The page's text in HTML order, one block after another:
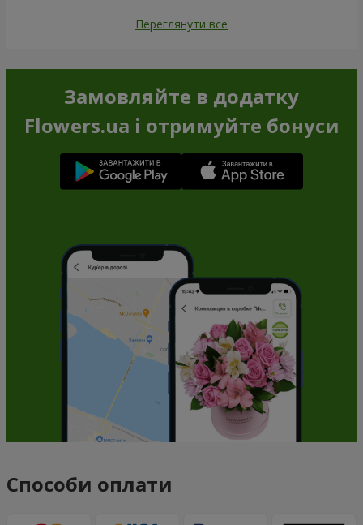
Переглянути все
Замовляйте в додатку
Flowers.ua і отримуйте бонуси
Способи оплати